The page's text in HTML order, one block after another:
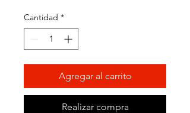
Cantidad *
Agregar al carrito
Realizar compra